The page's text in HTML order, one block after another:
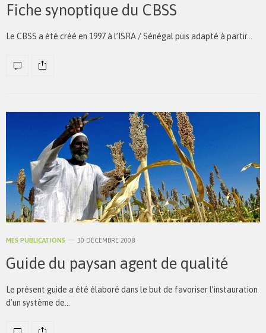
Fiche synoptique du CBSS
Le CBSS a été créé en 1997 à l’ISRA / Sénégal puis adapté à partir…
MES PUBLICATIONS 30 DÉCEMBRE 2008
Guide du paysan agent de qualité
Le présent guide a été élaboré dans le but de favoriser l’instauration
d’un système de…